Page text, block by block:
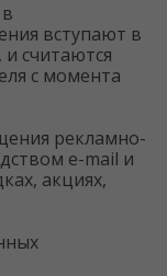
вступают в
считаются
с момента
рекламно-
e-mail и
акциях,